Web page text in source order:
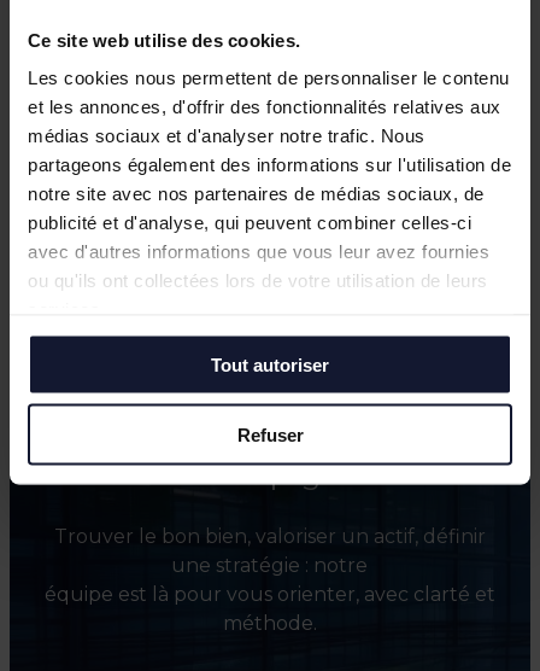
Ce site web utilise des cookies.
Les cookies nous permettent de personnaliser le contenu
et les annonces, d'offrir des fonctionnalités relatives aux
médias sociaux et d'analyser notre trafic. Nous
partageons également des informations sur l'utilisation de
notre site avec nos partenaires de médias sociaux, de
publicité et d'analyse, qui peuvent combiner celles-ci
avec d'autres informations que vous leur avez fournies
ou qu'ils ont collectées lors de votre utilisation de leurs
Tout autoriser
Refuser
Février 2026
Conférence annuelle du Club de
l’Immobilier : retour sur le bilan du
marché tertiaire dans la Métropole
Européenne de Lille
Toutes les actualités
Besoin d’un point de départ ?
accompagne.
Trouver le bon bien, valoriser un actif, définir
une stratégie : notre
équipe est là pour vous orienter, avec clarté et
méthode.